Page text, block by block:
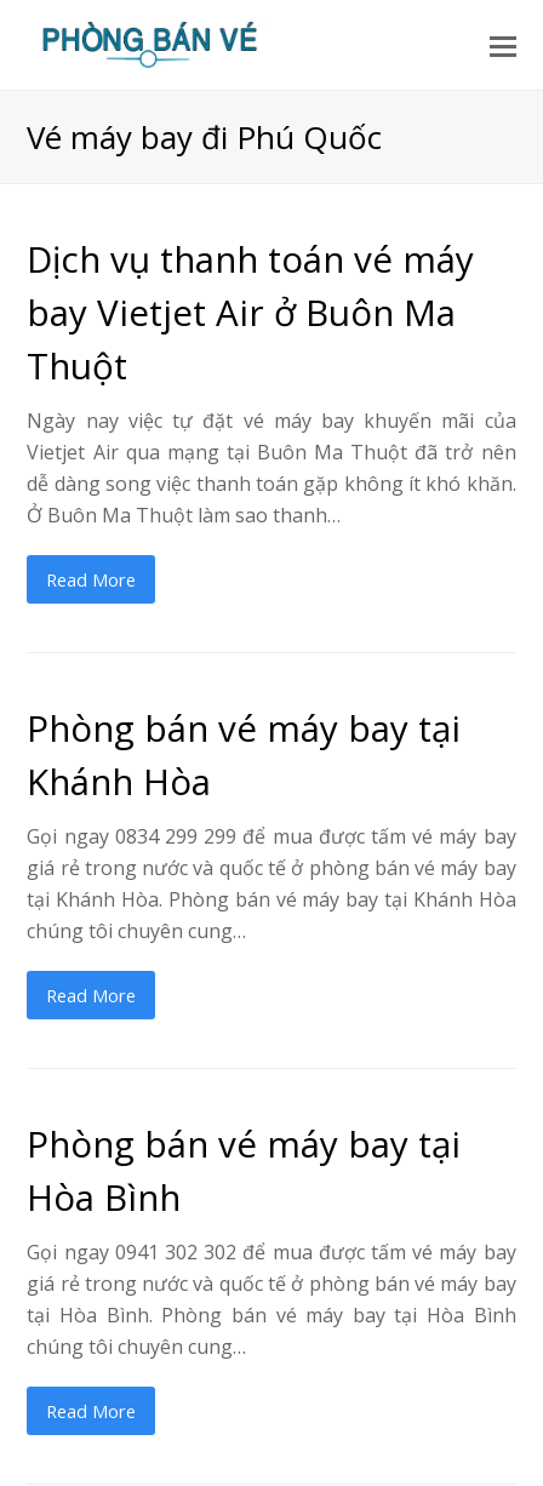
Vé máy bay đi Phú Quốc
Dịch vụ thanh toán vé máy
bay Vietjet Air ở Buôn Ma
Thuột
Ngày nay việc tự đặt vé máy bay khuyến mãi của
Vietjet Air qua mạng tại Buôn Ma Thuột đã trở nên
dễ dàng song việc thanh toán gặp không ít khó khăn.
Ở Buôn Ma Thuột làm sao thanh…
Read More
Phòng bán vé máy bay tại
Khánh Hòa
Gọi ngay 0834 299 299 để mua được tấm vé máy bay
giá rẻ trong nước và quốc tế ở phòng bán vé máy bay
tại Khánh Hòa. Phòng bán vé máy bay tại Khánh Hòa
chúng tôi chuyên cung…
Read More
Phòng bán vé máy bay tại
Hòa Bình
Gọi ngay 0941 302 302 để mua được tấm vé máy bay
giá rẻ trong nước và quốc tế ở phòng bán vé máy bay
tại Hòa Bình. Phòng bán vé máy bay tại Hòa Bình
chúng tôi chuyên cung…
Read More